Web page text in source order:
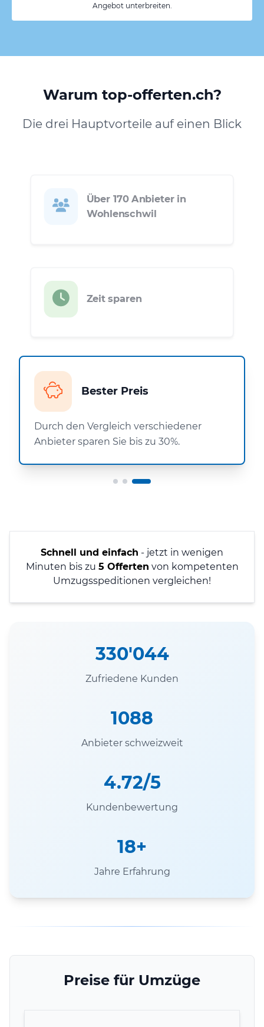
Angebot unterbreiten.
Warum top-offerten.ch?
Die drei Hauptvorteile auf einen Blick
Über 170 Anbieter in
Wohlenschwil
Zeit sparen
Bester Preis
Durch den Vergleich verschiedener
Anbieter sparen Sie bis zu 30%.
Schnell und einfach - jetzt in wenigen
Minuten bis zu 5 Offerten von kompetenten
Umzugsspeditionen vergleichen!
330'044
Zufriedene Kunden
1088
Anbieter schweizweit
4.72/5
Kundenbewertung
18+
Jahre Erfahrung
Preise für Umzüge